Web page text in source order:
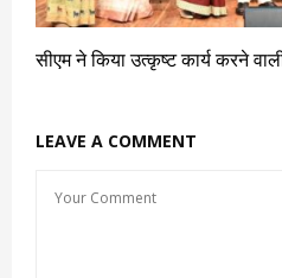
सीएम ने किया उत्कृष्ट कार्य करने
LEAVE A COMMENT